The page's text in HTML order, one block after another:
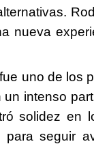
nueva
uno de los
intenso
solidez en
seguir